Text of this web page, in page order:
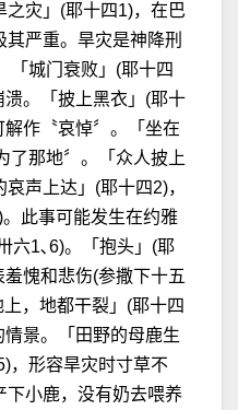
灾」(耶十四1)，在巴
严重。旱灾是神降刑
「城门衰败」(耶十四
。「披上黑衣」(耶十
作〝哀悼〞。「坐在
了那地〞。「众人披上
声上达」(耶十四2)，
此事可能发生在约雅
六1､6)。「抱头」(耶
愧和悲伤(参撒下十五
，地都干裂」(耶十四
景。「田野的母鹿生
，形容旱灾时寸草不
下小鹿，没有奶去喂养